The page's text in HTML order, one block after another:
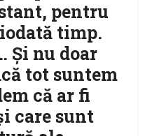
pentru
timp.
Şi nu doar
tot suntem
că ar fi
care sunt